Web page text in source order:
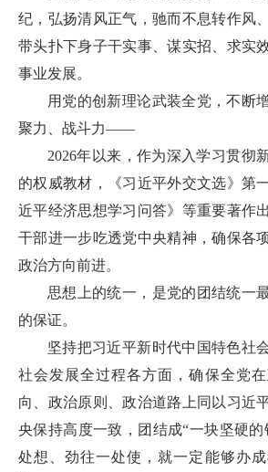
纪，弘扬清风正气，驰而不息转作风
带头扑下身子干实事、谋实招、求实
事业发展。
用党的创新理论武装全党，不断
聚力、战斗力——
2026年以来，作为深入学习贯彻
的权威教材，《习近平外交文选》第
近平经济思想学习问答》等重要著作
干部进一步吃透党中央精神，确保各
政治方向前进。
思想上的统一，是党的团结统一
的保证。
坚持把习近平新时代中国特色社
社会发展全过程各方面，确保全党
向、政治原则、政治道路上同以习近
央保持高度一致，团结成“一块坚硬
处想、劲往一处使，就一定能够办